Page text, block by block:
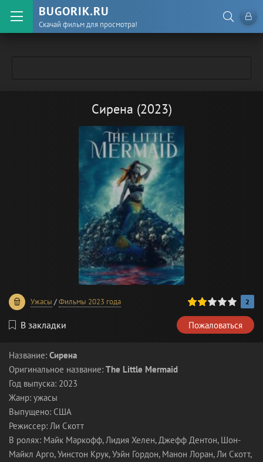
BUGORIK.RU
Скачай фильм для просмотра!
Сирена (2023)
Ужасы /Фильмы 2023 года
40 2
В закладки Пожаловаться
Название: Сирена
Оригинальное название: The Little Mermaid
Год выпуска: 2023
Жанр: ужасы
Выпущено: США
Режиссер: Ли Скотт
В ролях: Майк Маркофф, Лидия Хелен, Джефф Дентон, Шон-
Майкл Арго, Уинстон Крук, Уэйн Гордон, Манон Лоран, Ли Скотт,